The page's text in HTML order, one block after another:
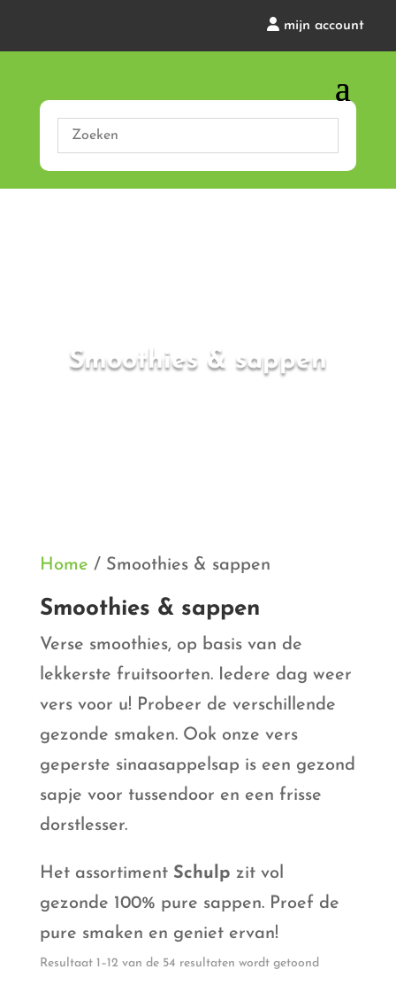
mijn account
Smoothies & sappen
Home / Smoothies & sappen
Smoothies & sappen
Verse smoothies, op basis van de
lekkerste fruitsoorten. Iedere dag weer
vers voor u! Probeer de verschillende
gezonde smaken. Ook onze vers
geperste sinaasappelsap is een gezond
sapje voor tussendoor en een frisse
dorstlesser.
Het assortiment Schulp zit vol
gezonde 100% pure sappen. Proef de
pure smaken en geniet ervan!
Resultaat 1–12 van de 54 resultaten wordt getoond